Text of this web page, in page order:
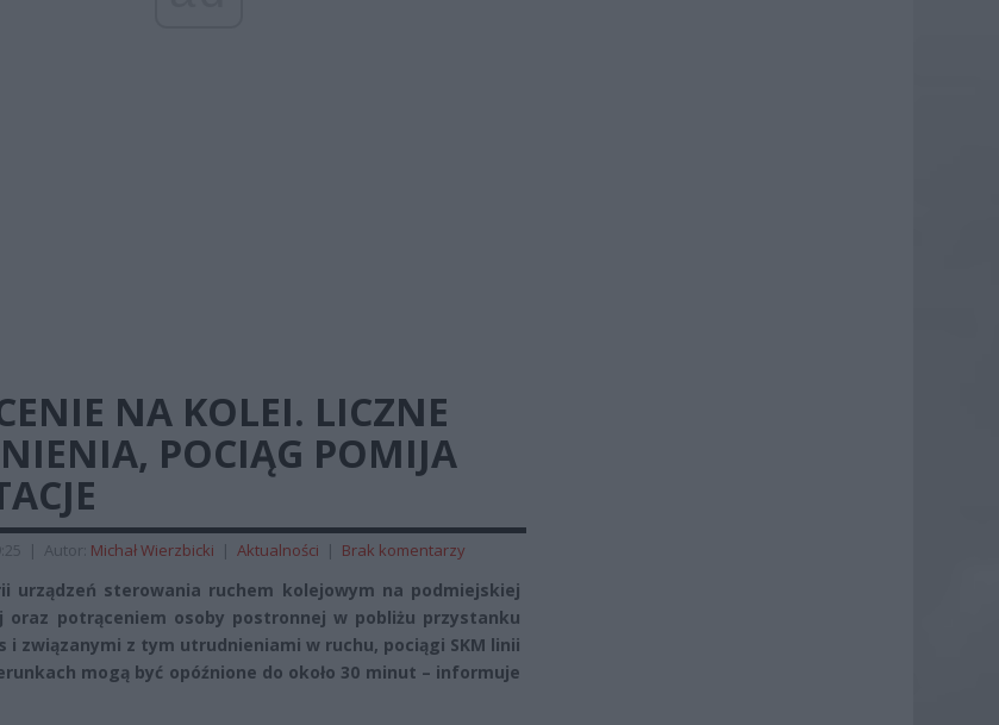
NA KOLEI. LICZNE
POCIĄG POMIJA
| Autor: Michał Wierzbicki | Aktualności | Brak komentarzy
urządzeń sterowania ruchem kolejowym na podmiejskiej
oraz potrąceniem osoby postronnej w pobliżu przystanku
i związanymi z tym utrudnieniami w ruchu, pociągi SKM linii
mogą być opóźnione do około 30 minut – informuje